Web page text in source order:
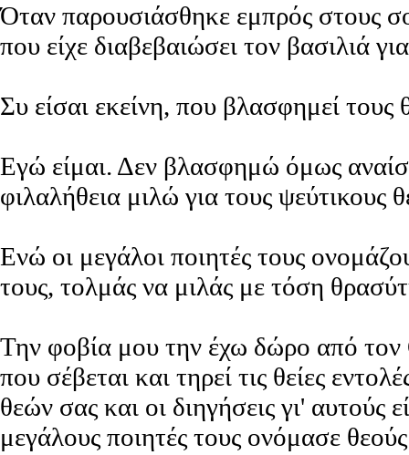
Όταν παρουσιάσθηκε εμπρός στους
που είχε διαβεβαιώσει τον βασιλιά
Συ είσαι εκείνη, που βλασφημεί
Εγώ είμαι. Δεν βλασφημώ όμως
φιλαλήθεια μιλώ για τους ψεύτικους
Ενώ οι μεγάλοι ποιητές τους
τους, τολμάς να μιλάς με τόση
Την φοβία μου την έχω δώρο από τον
που σέβεται και τηρεί τις θείες
θεών σας και οι διηγήσεις γι' αυτούς
μεγάλους ποιητές τους ονόμασε